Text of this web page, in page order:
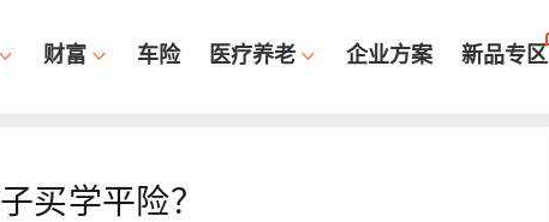
财富 车险 医疗养老 企业方案 新品专区
买学平险？